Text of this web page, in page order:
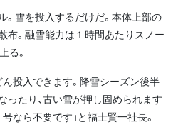
雪を投入するだけだ。本体上部の
布。融雪能力は１時間あたりスノー
る。
投入できます。降雪シーズン後半
ったり、古い雪が押し固められます
なら不要です」と福士賢一社長。